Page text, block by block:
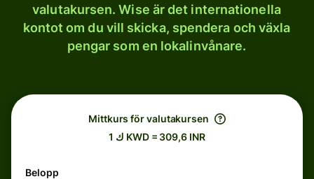
valutakursen. Wise är det internationella
kontot om du vill skicka, spendera och växla
pengar som en lokalinvånare.
Mittkurs för valutakursen
1 ك KWD = 309,6 INR
Belopp